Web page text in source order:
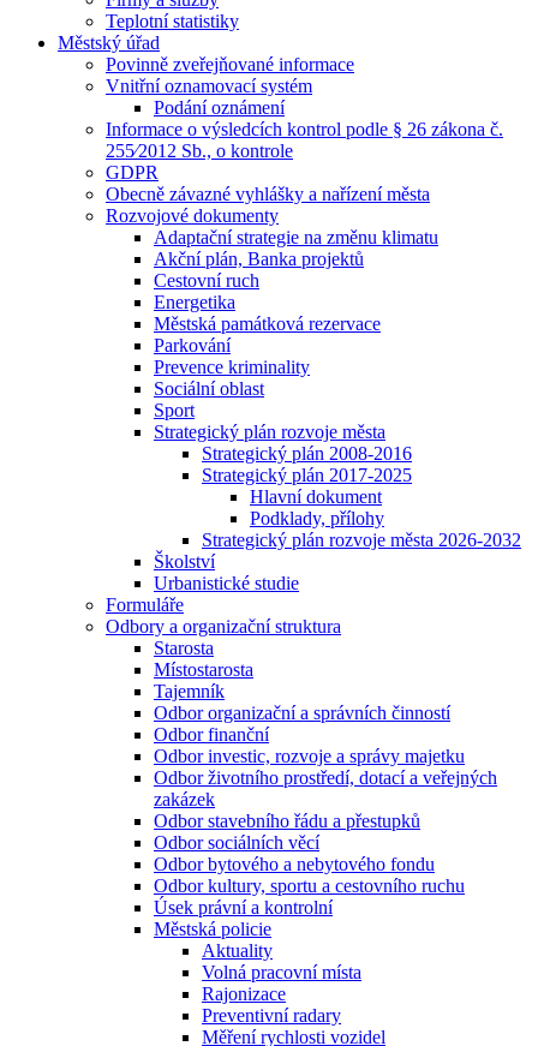
Teplotní statistiky
Městský úřad
Povinně zveřejňované informace
Vnitřní oznamovací systém
Podání oznámení
Informace o výsledcích kontrol podle § 26 zákona č.
255⁄2012 Sb., o kontrole
GDPR
Obecně závazné vyhlášky a nařízení města
Rozvojové dokumenty
Adaptační strategie na změnu klimatu
Akční plán, Banka projektů
Cestovní ruch
Energetika
Městská památková rezervace
Parkování
Prevence kriminality
Sociální oblast
Sport
Strategický plán rozvoje města
Strategický plán 2008-2016
Strategický plán 2017-2025
Hlavní dokument
Podklady, přílohy
Strategický plán rozvoje města 2026-2032
Školství
Urbanistické studie
Formuláře
Odbory a organizační struktura
Starosta
Místostarosta
Tajemník
Odbor organizační a správních činností
Odbor finanční
Odbor investic, rozvoje a správy majetku
Odbor životního prostředí, dotací a veřejných
zakázek
Odbor stavebního řádu a přestupků
Odbor sociálních věcí
Odbor bytového a nebytového fondu
Odbor kultury, sportu a cestovního ruchu
Úsek právní a kontrolní
Městská policie
Aktuality
Volná pracovní místa
Rajonizace
Preventivní radary
Měření rychlosti vozidel